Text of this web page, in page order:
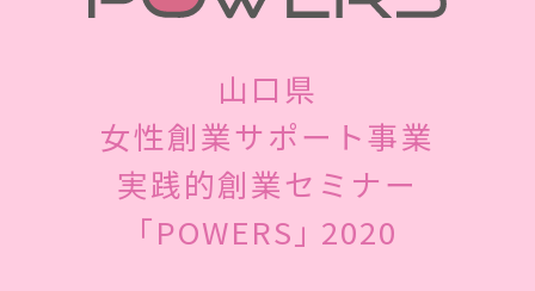
山口県
女性創業サポート事業
実践的創業セミナー
｢POWERS｣ 2020